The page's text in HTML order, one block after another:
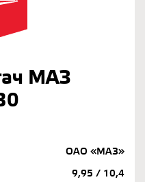
МАЗ
ОАО «МАЗ»
9,95 / 10,4